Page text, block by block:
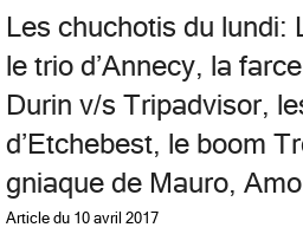
Les chuchotis du lundi:
le trio d’Annecy, la
Durin v/s Tripadvisor,
d’Etchebest, le boom
gniaque de Mauro,
Article du 10 avril 2017